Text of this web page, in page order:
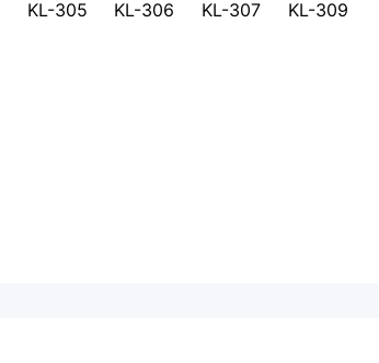
KL-305 KL-306 KL-307 KL-309